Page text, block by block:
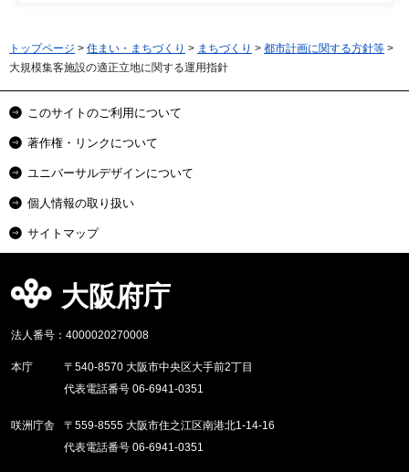
トップページ > 住まい・まちづくり > まちづくり > 都市計画に関する方針等 >
大規模集客施設の適正立地に関する運用指針
このサイトのご利用について
著作権・リンクについて
ユニバーサルデザインについて
個人情報の取り扱い
サイトマップ
大阪府庁
法人番号：4000020270008
本庁
〒540-8570 大阪市中央区大手前2丁目
代表電話番号 06-6941-0351
咲洲庁舎
〒559-8555 大阪市住之江区南港北1-14-16
代表電話番号 06-6941-0351